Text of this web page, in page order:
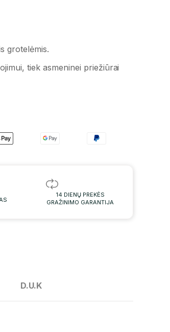
grotelėmis.
tiek asmeninei priežiūrai
14 DIENŲ PREKĖS
GRAŽINIMO GARANTIJA
D.U.K